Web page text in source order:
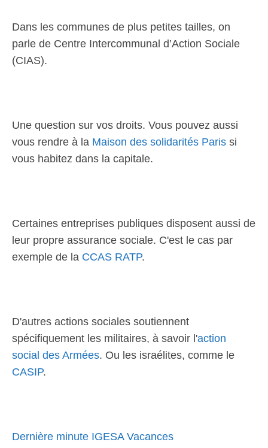
Dans les communes de plus petites tailles, on
parle de Centre Intercommunal d’Action Sociale
(CIAS).
Une question sur vos droits. Vous pouvez aussi
vous rendre à la Maison des solidarités Paris si
vous habitez dans la capitale.
Certaines entreprises publiques disposent aussi de
leur propre assurance sociale. C'est le cas par
exemple de la CCAS RATP.
D'autres actions sociales soutiennent
spécifiquement les militaires, à savoir l'action
social des Armées. Ou les israélites, comme le
CASIP.
Dernière minute IGESA Vacances